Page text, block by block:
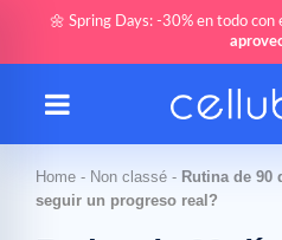
🌼 Spring Days: -30% en todo con
Home - Non classé - Rutina de 90
seguir un progreso real?